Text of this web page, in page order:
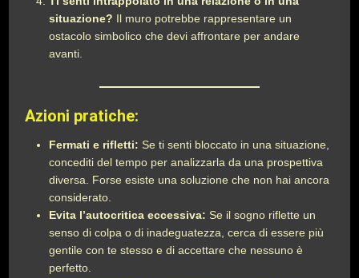
situazione? Il muro potrebbe rappresentare un
ostacolo simbolico che devi affrontare per andare
avanti.
Azioni pratiche:
Fermati e rifletti: Se ti senti bloccato in una situazione,
concediti del tempo per analizzarla da una prospettiva
diversa. Forse esiste una soluzione che non hai ancora
considerato.
Evita l’autocritica eccessiva: Se il sogno riflette un
senso di colpa o di inadeguatezza, cerca di essere più
gentile con te stesso e di accettare che nessuno è
perfetto.